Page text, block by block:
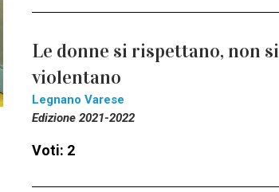
Le donne si rispettano, non si
violentano
Legnano Varese
Edizione 2021-2022
Voti: 2